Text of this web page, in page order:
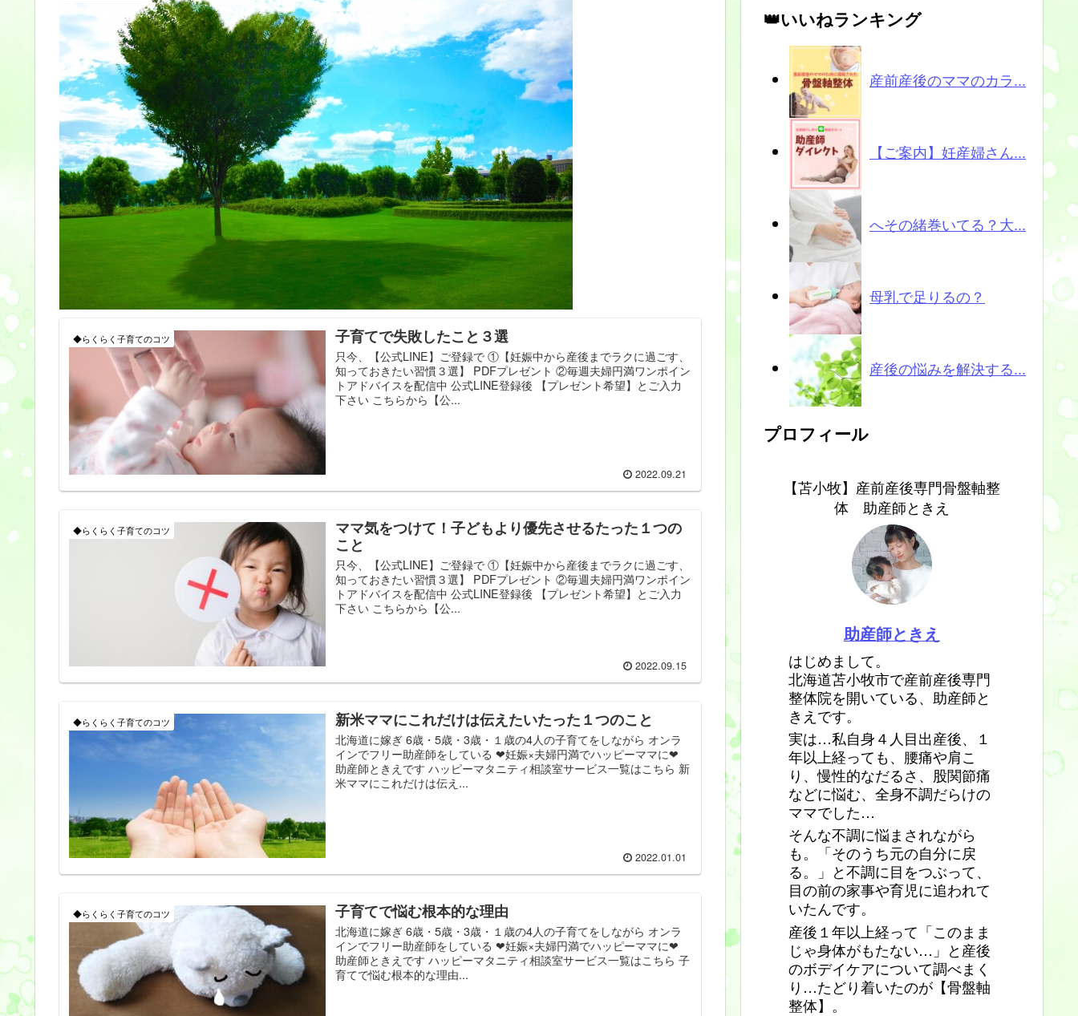
◆らくらく子育てのコツ 子育てで失敗したこと３選
只今、【公式LINE】ご登録で ①【妊娠中から産後までラクに過ごす、
知っておきたい習慣３選】 PDFプレゼント ②毎週夫婦円満ワンポイン
トアドバイスを配信中 公式LINE登録後 【プレゼント希望】とご入力
下さい こちらから【公...
2022.09.21
◆らくらく子育てのコツ
ママ気をつけて！子どもより優先させるたった１つの
こと
只今、【公式LINE】ご登録で ①【妊娠中から産後までラクに過ごす、
知っておきたい習慣３選】 PDFプレゼント ②毎週夫婦円満ワンポイン
トアドバイスを配信中 公式LINE登録後 【プレゼント希望】とご入力
下さい こちらから【公...
2022.09.15
◆らくらく子育てのコツ 新米ママにこれだけは伝えたいたった１つのこと
北海道に嫁ぎ 6歳・5歳・3歳・１歳の4人の子育てをしながら オンラ
インでフリー助産師をしている ❤妊娠×夫婦円満でハッピーママに❤
助産師ときえです ハッピーマタニティ相談室サービス一覧はこちら 新
米ママにこれだけは伝え...
2022.01.01
◆らくらく子育てのコツ 子育てで悩む根本的な理由
北海道に嫁ぎ 6歳・5歳・3歳・１歳の4人の子育てをしながら オンラ
インでフリー助産師をしている ❤妊娠×夫婦円満でハッピーママに❤
助産師ときえです ハッピーマタニティ相談室サービス一覧はこちら 子
育てで悩む根本的な理由...
👑いいねランキング
産前産後のママのカラ...
【ご案内】妊産婦さん...
へその緒巻いてる？大...
母乳で足りるの？
産後の悩みを解決する...
プロフィール
【苫小牧】産前産後専門骨盤軸整
体 助産師ときえ
助産師ときえ
はじめまして。
北海道苫小牧市で産前産後専門
整体院を開いている、助産師と
きえです。
実は…私自身４人目出産後、１
年以上経っても、腰痛や肩こ
り、慢性的なだるさ、股関節痛
などに悩む、全身不調だらけの
ママでした…
そんな不調に悩まされながら
も。「そのうち元の自分に戻
る。」と不調に目をつぶって、
目の前の家事や育児に追われて
いたんです。
産後１年以上経って「このまま
じゃ身体がもたない…」と産後
のボデイケアについて調べまく
り…たどり着いたのが【骨盤軸
整体】。